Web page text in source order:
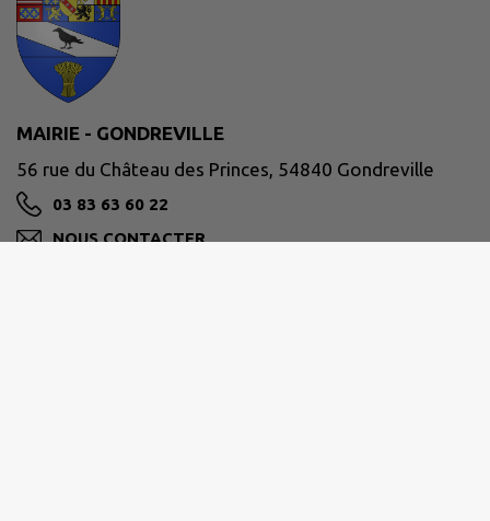
MAIRIE - GONDREVILLE
56 rue du Château des Princes, 54840 Gondreville
03 83 63 60 22
NOUS CONTACTER